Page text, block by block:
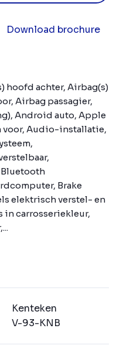
Download brochure
hoofd achter, Airbag(s)
Airbag passagier,
Android auto, Apple
voor, Audio-installatie,
Bluetooth
Brake
elektrisch verstel- en
in carrosseriekleur,
Kenteken
V-93-KNB